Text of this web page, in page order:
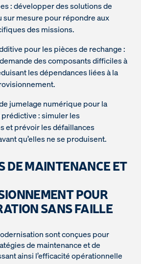
: développer des solutions de
sur mesure pour répondre aux
des missions.
pour les pièces de rechange :
des composants difficiles à
les dépendances liées à la
jumelage numérique pour la
: simuler les
et prévoir les défaillances
qu’elles ne se produisent.
DE MAINTENANCE ET
POUR
SANS FAILLE
sont conçues pour
de maintenance et de
ainsi l’efficacité opérationnelle